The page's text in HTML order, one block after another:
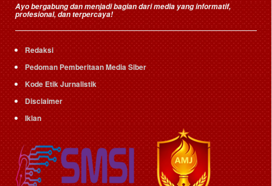
Ayo bergabung dan menjadi bagian dari media yang informatif,
profesional, dan terpercaya!
Redaksi
Pedoman Pemberitaan Media Siber
Kode Etik Jurnalistik
Disclaimer
Iklan